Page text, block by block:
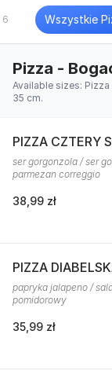
6 Wszystkie
Pizza -
Available sizes:
35 cm.
PIZZA CZTERY
ser gorgonzola / ser
parmezan correggio
38,99 zł
PIZZA
papryka jalapeno /
pomidorowy
35,99 zł